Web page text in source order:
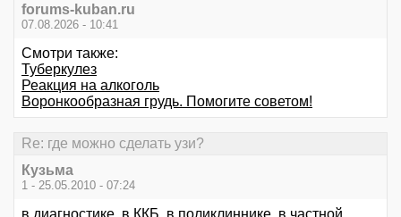
forums-kuban.ru
07.08.2026 - 10:41
Смотри также:
Туберкулез
Реакция на алкоголь
Воронкообразная грудь. Помогите советом!
Re: где можно сделать узи?
Кузьма
1 - 25.05.2010 - 07:24